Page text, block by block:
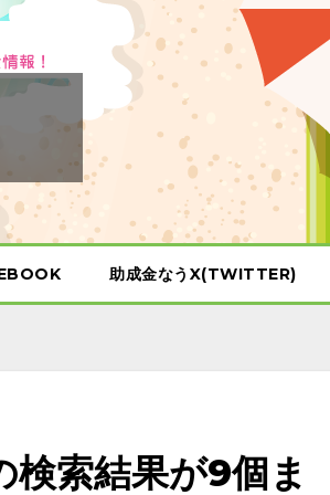
助成金なうX(TWITTER)
検索結果が9個ま